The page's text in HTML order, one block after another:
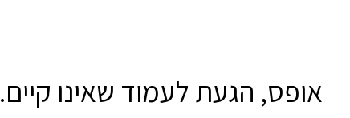
אופס, הגעת לעמוד שאינו קיים.